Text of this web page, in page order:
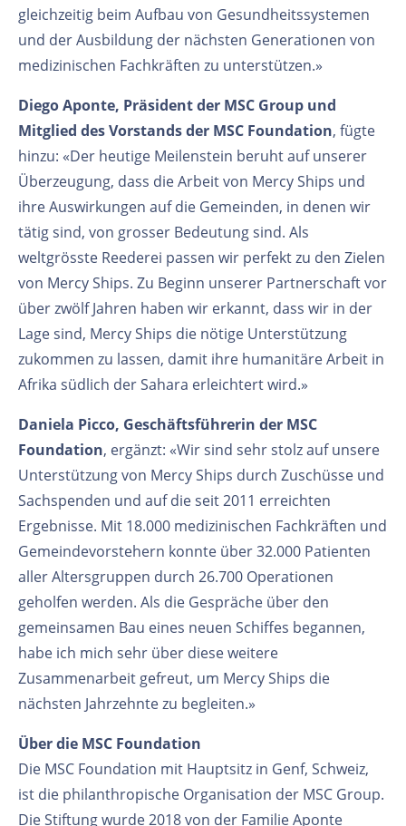
gleichzeitig beim Aufbau von Gesundheitssystemen
und der Ausbildung der nächsten Generationen von
medizinischen Fachkräften zu unterstützen.»
Diego Aponte, Präsident der MSC Group und
Mitglied des Vorstands der MSC Foundation, fügte
hinzu: «Der heutige Meilenstein beruht auf unserer
Überzeugung, dass die Arbeit von Mercy Ships und
ihre Auswirkungen auf die Gemeinden, in denen wir
tätig sind, von grosser Bedeutung sind. Als
weltgrösste Reederei passen wir perfekt zu den Zielen
von Mercy Ships. Zu Beginn unserer Partnerschaft vor
über zwölf Jahren haben wir erkannt, dass wir in der
Lage sind, Mercy Ships die nötige Unterstützung
zukommen zu lassen, damit ihre humanitäre Arbeit in
Afrika südlich der Sahara erleichtert wird.»
Daniela Picco, Geschäftsführerin der MSC
Foundation, ergänzt: «Wir sind sehr stolz auf unsere
Unterstützung von Mercy Ships durch Zuschüsse und
Sachspenden und auf die seit 2011 erreichten
Ergebnisse. Mit 18.000 medizinischen Fachkräften und
Gemeindevorstehern konnte über 32.000 Patienten
aller Altersgruppen durch 26.700 Operationen
geholfen werden. Als die Gespräche über den
gemeinsamen Bau eines neuen Schiffes begannen,
habe ich mich sehr über diese weitere
Zusammenarbeit gefreut, um Mercy Ships die
nächsten Jahrzehnte zu begleiten.»
Über die MSC Foundation
Die MSC Foundation mit Hauptsitz in Genf, Schweiz,
ist die philanthropische Organisation der MSC Group.
Die Stiftung wurde 2018 von der Familie Aponte